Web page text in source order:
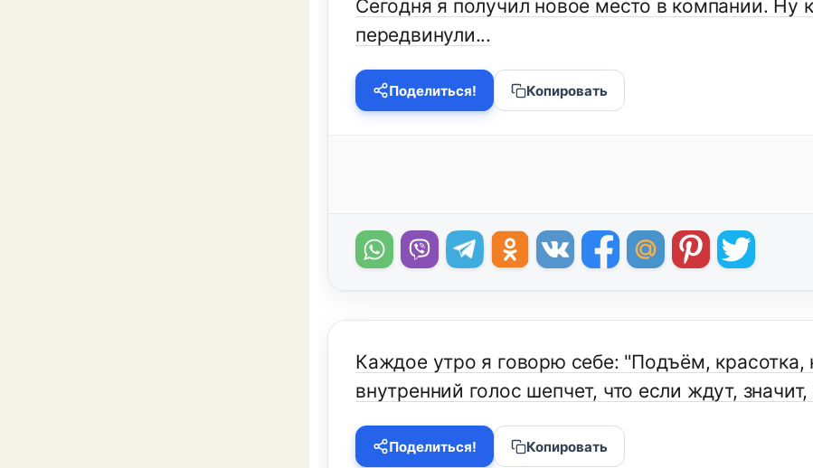
Сегодня я получил новое место в компании. Ну
передвинули...
Поделиться! Копировать
Каждое утро я говорю себе: "Подъём, красотка,
внутренний голос шепчет, что если ждут,
Поделиться! Копировать